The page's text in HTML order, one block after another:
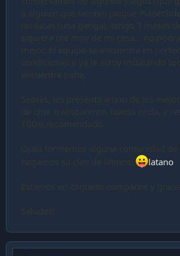
latano